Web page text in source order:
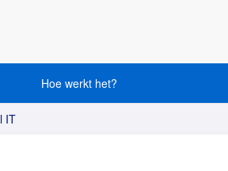
Hoe werkt het?
IT